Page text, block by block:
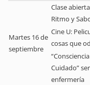
Martes 16 de
septiembre
Clase
Ritmo y
Cine U:
cosas que
Cuidado”
enfermería